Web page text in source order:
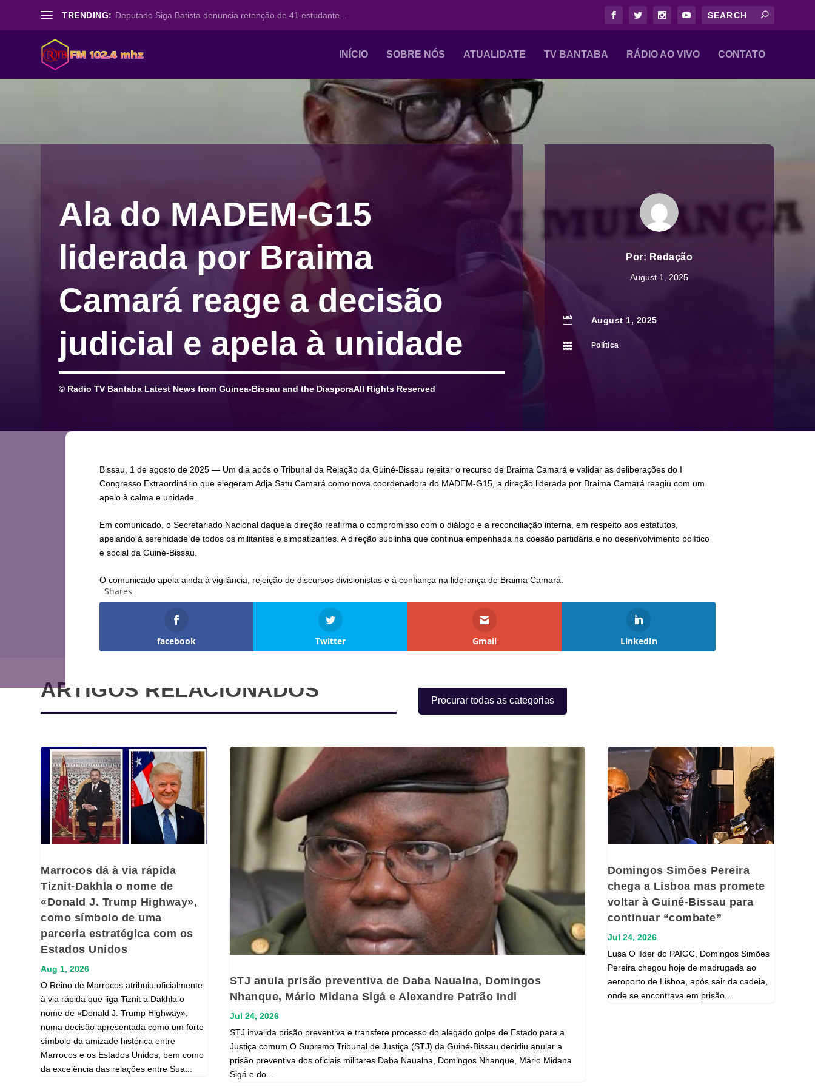
TRENDING: Deputado Siga Batista denuncia retenção de 41 estudante...
INÍCIO SOBRE NÓS ATUALIDATE TV BANTABA RÁDIO AO VIVO CONTATO
Ala do MADEM-G15
liderada por Braima
Camará reage a decisão
judicial e apela à unidade
© Radio TV Bantaba Latest News from Guinea-Bissau and the DiasporaAll Rights Reserved
Por: Redação
August 1, 2025
 August 1, 2025
 Política
Bissau, 1 de agosto de 2025 — Um dia após o Tribunal da Relação da Guiné-Bissau rejeitar o recurso de Braima Camará e validar as deliberações do I
Congresso Extraordinário que elegeram Adja Satu Camará como nova coordenadora do MADEM-G15, a direção liderada por Braima Camará reagiu com um
apelo à calma e unidade.
Em comunicado, o Secretariado Nacional daquela direção reafirma o compromisso com o diálogo e a reconciliação interna, em respeito aos estatutos,
apelando à serenidade de todos os militantes e simpatizantes. A direção sublinha que continua empenhada na coesão partidária e no desenvolvimento político
e social da Guiné-Bissau.
O comunicado apela ainda à vigilância, rejeição de discursos divisionistas e à confiança na liderança de Braima Camará.
Shares
facebook Twitter Gmail LinkedIn
ARTIGOS RELACIONADOS Procurar todas as categorias
Marrocos dá à via rápida
Tiznit-Dakhla o nome de
«Donald J. Trump Highway»,
como símbolo de uma
parceria estratégica com os
Estados Unidos
Aug 1, 2026
O Reino de Marrocos atribuiu oficialmente
à via rápida que liga Tiznit a Dakhla o
nome de «Donald J. Trump Highway»,
numa decisão apresentada como um forte
símbolo da amizade histórica entre
Marrocos e os Estados Unidos, bem como
da excelência das relações entre Sua...
STJ anula prisão preventiva de Daba Naualna, Domingos
Nhanque, Mário Midana Sigá e Alexandre Patrão Indi
Jul 24, 2026
STJ invalida prisão preventiva e transfere processo do alegado golpe de Estado para a
Justiça comum O Supremo Tribunal de Justiça (STJ) da Guiné-Bissau decidiu anular a
prisão preventiva dos oficiais militares Daba Naualna, Domingos Nhanque, Mário Midana
Sigá e do...
Domingos Simões Pereira
chega a Lisboa mas promete
voltar à Guiné-Bissau para
continuar “combate”
Jul 24, 2026
Lusa O líder do PAIGC, Domingos Simões
Pereira chegou hoje de madrugada ao
aeroporto de Lisboa, após sair da cadeia,
onde se encontrava em prisão...